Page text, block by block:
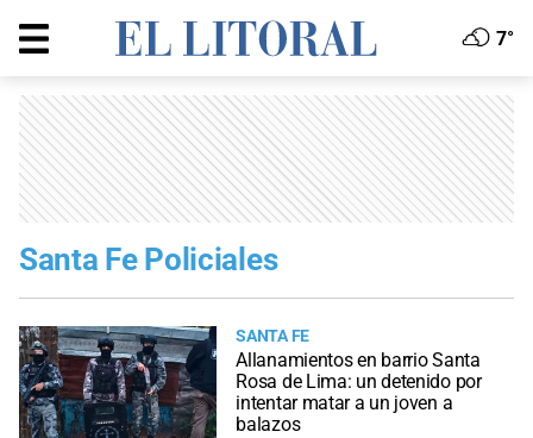
7°
Santa Fe Policiales
SANTA FE
Allanamientos en barrio Santa
Rosa de Lima: un detenido por
intentar matar a un joven a
balazos